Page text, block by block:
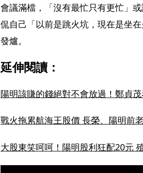
會議滿檔，「沒有最忙只有更忙」
侃自己「以前是跳火坑，現在是坐
發爐。
延伸閱讀：
陽明該賺的錢絕對不會放過！鄭貞
戰火拖累航海王股價 長榮、陽明前
大股東笑呵呵！陽明股利狂配20元